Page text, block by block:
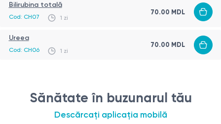
Bilirubina totală
Cod: CH07 1 zi
70.00 MDL
Ureea
Cod: CH06 1 zi
70.00 MDL
Sănătate în buzunarul tău
Descărcați aplicația mobilă